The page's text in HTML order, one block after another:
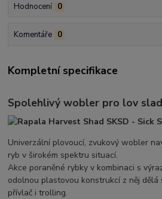
Hodnocení 0
Komentáře 0
Kompletní specifikace
Spolehlivý wobler pro lov
Univerzální plovoucí, zvukový wobler
ryb v širokém spektru situací.
Akce poraněné rybky v kombinaci s
odolnou plastovou konstrukcí z něj
přívlač i trolling.